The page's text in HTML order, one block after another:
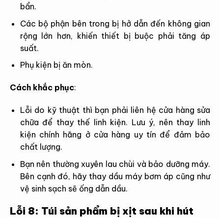
bẩn.
Các bộ phận bên trong bị hở dẫn đến không gian
rộng lớn hơn, khiến thiết bị buộc phải tăng áp
suất.
Phụ kiện bị ăn mòn.
Cách khắc phục:
Lỗi do kỹ thuật thì bạn phải liên hệ cửa hàng sửa
chữa để thay thế linh kiện. Lưu ý, nên thay linh
kiện chính hãng ở cửa hàng uy tín để đảm bảo
chất lượng.
Bạn nên thường xuyên lau chùi và bảo dưỡng máy.
Bên cạnh đó, hãy thay dầu máy bơm áp cũng như
vệ sinh sạch sẽ ống dẫn dầu.
Lỗi 8: Túi sản phẩm bị xịt sau khi hút